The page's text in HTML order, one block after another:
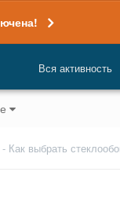
Вся активность
Как выбрать